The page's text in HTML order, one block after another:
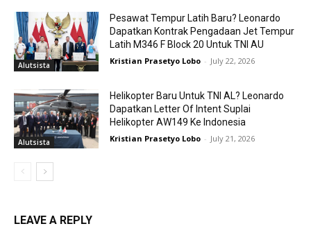
Alutsista
Pesawat Tempur Latih Baru? Leonardo
Dapatkan Kontrak Pengadaan Jet Tempur
Latih M346 F Block 20 Untuk TNI AU
Kristian Prasetyo Lobo - July 22, 2026
Alutsista
Helikopter Baru Untuk TNI AL? Leonardo
Dapatkan Letter Of Intent Suplai
Helikopter AW149 Ke Indonesia
Kristian Prasetyo Lobo - July 21, 2026
LEAVE A REPLY